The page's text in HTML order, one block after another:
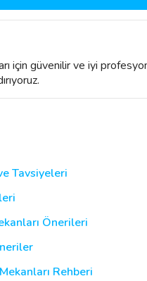
için güvenilir ve iyi
Tavsiyeleri
Önerileri
Rehberi